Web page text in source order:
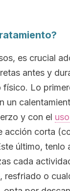
es crucial
antes y
físico. Lo
un
y con el
acción corta
último, tenlo
cada
resfriado o